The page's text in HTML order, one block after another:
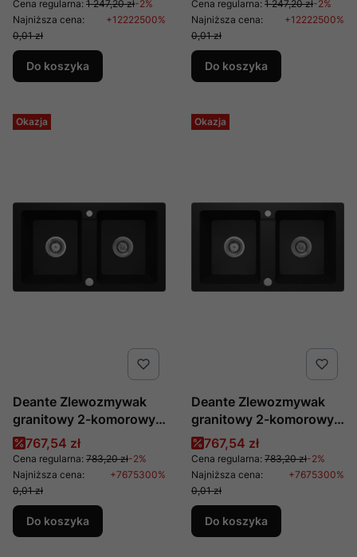
Cena regularna: 1 247,20 zł-2%
Najniższa cena:
0,01 zł
+12222500%
Do koszyka
Cena regularna: 1 247,20 zł-2%
Najniższa cena:
0,01 zł
+12222500%
Do koszyka
Okazja
Deante Zlewozmywak
granitowy 2-komorowy
Zorba Nero ZQZ N203
Cena promocyjna
767,54 zł
Cena regularna: 783,20 zł-2%
Najniższa cena:
0,01 zł
+7675300%
Do koszyka
Okazja
Deante Zlewozmywak
granitowy 2-komorowy
Zorba ZQZ G203
Cena promocyjna
767,54 zł
Cena regularna: 783,20 zł-2%
Najniższa cena:
0,01 zł
+7675300%
Do koszyka